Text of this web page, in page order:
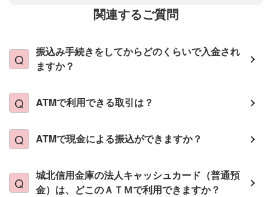
関連するご質問
振込み手続きをしてからどのくらいで入金され
ますか？
ATMで利用できる取引は？
ATMで現金による振込ができますか？
城北信用金庫の法人キャッシュカード（普通預
金）は、どこのＡＴＭで利用できますか？